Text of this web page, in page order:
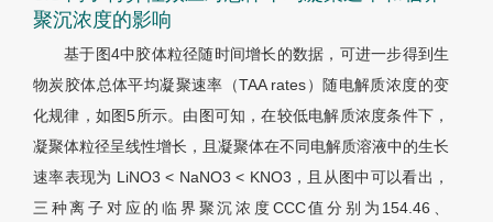
聚沉浓度的影响
基于图4中胶体粒径随时间增长的数据，可进一步得到生
物炭胶体总体平均凝聚速率（TAA rates）随电解质浓度的变
化规律，如图5所示。由图可知，在较低电解质浓度条件下，
凝聚体粒径呈线性增长，且凝聚体在不同电解质溶液中的生长
速率表现为 LiNO3 < NaNO3 < KNO3，且从图中可以看出，
三种离子对应的临界聚沉浓度CCC值分别为154.46、